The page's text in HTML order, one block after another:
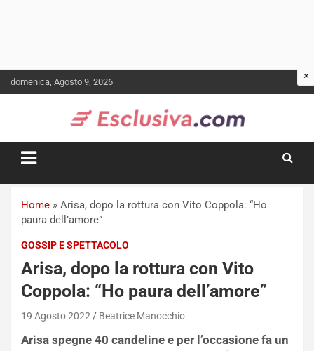
Skip
to
domenica, Agosto 9, 2026
Home » Arisa, dopo la rottura con Vito Coppola: “Ho
paura dell’amore”
GOSSIP E SPETTACOLO
Arisa, dopo la rottura con Vito
Coppola: “Ho paura dell’amore”
19 Agosto 2022 Beatrice Manocchio
Arisa spegne 40 candeline e per l’occasione fa un